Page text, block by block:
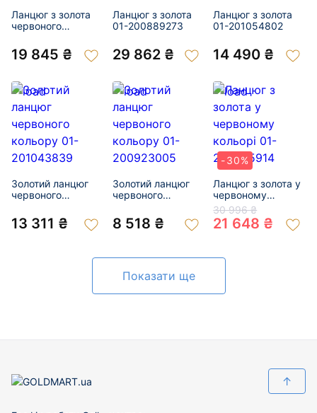
Ланцюг з золота
червоного
201018503
19 845 ₴
Ланцюг з золота
01-200889273
29 862 ₴
Ланцюг з золота
01-201054802
14 490 ₴
Золотий ланцюг
червоного
201043839
13 311 ₴
Золотий ланцюг
червоного
200923005
8 518 ₴
-30%
Ланцюг з золота у
червоному
кольорі 01-
200345914
30 996 ₴
21 648 ₴
Показати ще
↑